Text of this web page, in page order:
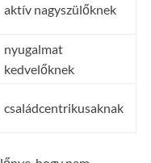
aktív nagyszülőknek
nyugalmat
kedvelőknek
családcentrikusaknak